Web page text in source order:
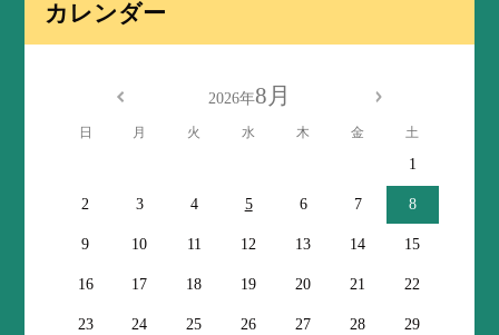
カレンダー
2026年8月
日 月 火 水 木 金 土
1
2 3 4 5 6 7 8
9 10 11 12 13 14 15
16 17 18 19 20 21 22
23 24 25 26 27 28 29